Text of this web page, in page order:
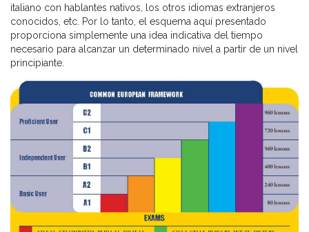
italiano con hablantes nativos, los otros idiomas extranjeros
conocidos, etc. Por lo tanto, el esquema aquí presentado
proporciona simplemente una idea indicativa del tiempo
necesario para alcanzar un determinado nivel a partir de un nivel
principiante.